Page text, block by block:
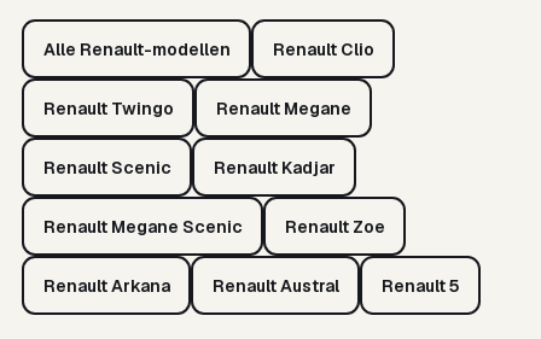
Alle Renault-modellen Renault Clio
Renault Twingo Renault Megane
Renault Scenic Renault Kadjar
Renault Megane Scenic Renault Zoe
Renault Arkana Renault Austral Renault 5